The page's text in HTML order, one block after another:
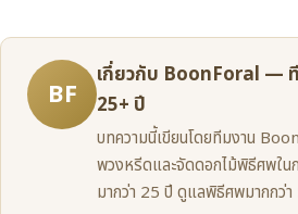
BF
เกี่ยวกับ BoonForal —
25+ ปี
บทความนี้เขียนโดยทีมงาน
พวงหรีดและจัดดอกไม้พิธีศพใ
มากว่า 25 ปี ดูแลพิธีศพมากกว่